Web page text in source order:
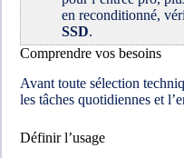
en reconditionné,
SSD.
Comprendre vos besoins
Avant toute sélection
les tâches quotidiennes et
Définir l’usage